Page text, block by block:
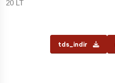
20 LT
tds_indir